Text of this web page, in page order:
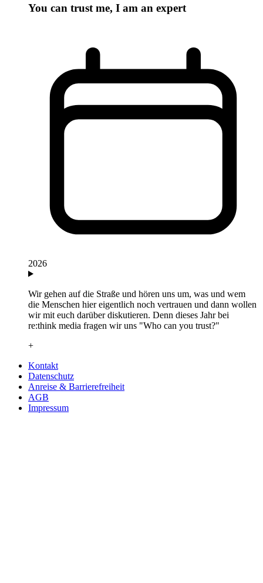
You can trust me, I am an expert
2026
Wir gehen auf die Straße und hören uns um, was und wem
die Menschen hier eigentlich noch vertrauen und dann wollen
wir mit euch darüber diskutieren. Denn dieses Jahr bei
re:think media fragen wir uns "Who can you trust?"
+
Kontakt
Datenschutz
Anreise & Barrierefreiheit
AGB
Impressum